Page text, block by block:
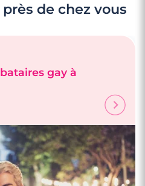
: pensez aux bonnes
de chez vous
gay à